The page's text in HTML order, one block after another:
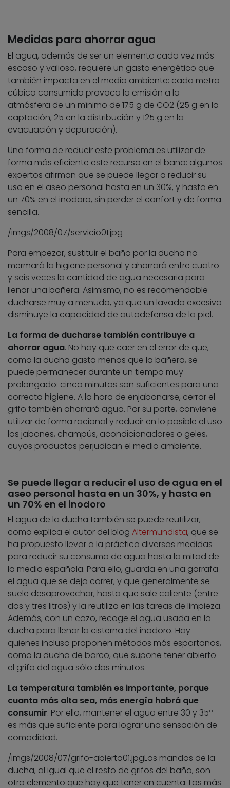
Medidas para ahorrar agua
El agua, además de ser un elemento cada vez más
escaso y valioso, requiere un gasto energético que
también impacta en el medio ambiente: cada metro
cúbico consumido provoca la emisión a la
atmósfera de un mínimo de 175 g de CO2 (25 g en la
captación, 25 en la distribución y 125 g en la
evacuación y depuración).
Una forma de reducir este problema es utilizar de
forma más eficiente este recurso en el baño: algunos
expertos afirman que se puede llegar a reducir su
uso en el aseo personal hasta en un 30%, y hasta en
un 70% en el inodoro, sin perder el confort y de forma
sencilla.
/imgs/2008/07/servicio01.jpg
Para empezar, sustituir el baño por la ducha no
mermará la higiene personal y ahorrará entre cuatro
y seis veces la cantidad de agua necesaria para
llenar una bañera. Asimismo, no es recomendable
ducharse muy a menudo, ya que un lavado excesivo
disminuye la capacidad de autodefensa de la piel.
La forma de ducharse también contribuye a
ahorrar agua. No hay que caer en el error de que,
como la ducha gasta menos que la bañera, se
puede permanecer durante un tiempo muy
prolongado: cinco minutos son suficientes para una
correcta higiene. A la hora de enjabonarse, cerrar el
grifo también ahorrará agua. Por su parte, conviene
utilizar de forma racional y reducir en lo posible el uso
los jabones, champús, acondicionadores o geles,
cuyos productos perjudican el medio ambiente.
Se puede llegar a reducir el uso de agua en el
aseo personal hasta en un 30%, y hasta en
un 70% en el inodoro
El agua de la ducha también se puede reutilizar,
como explica el autor del blog Altermundista, que se
ha propuesto llevar a la práctica diversas medidas
para reducir su consumo de agua hasta la mitad de
la media española. Para ello, guarda en una garrafa
el agua que se deja correr, y que generalmente se
suele desaprovechar, hasta que sale caliente (entre
dos y tres litros) y la reutiliza en las tareas de limpieza.
Además, con un cazo, recoge el agua usada en la
ducha para llenar la cisterna del inodoro. Hay
quienes incluso proponen métodos más espartanos,
como la ducha de barco, que supone tener abierto
el grifo del agua sólo dos minutos.
La temperatura también es importante, porque
cuanta más alta sea, más energía habrá que
consumir. Por ello, mantener el agua entre 30 y 35º
es más que suficiente para lograr una sensación de
comodidad.
/imgs/2008/07/grifo-abierto01.jpgLos mandos de la
ducha, al igual que el resto de grifos del baño, son
otro elemento que hay que tener en cuenta. Los más